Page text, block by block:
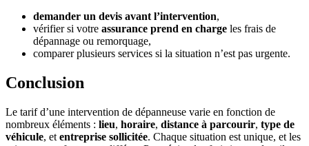
demander un devis avant l’intervention,
vérifier si votre assurance prend en charge les frais de
dépannage ou remorquage,
comparer plusieurs services si la situation n’est pas urgente.
Conclusion
Le tarif d’une intervention de dépanneuse varie en fonction de
nombreux éléments : lieu, horaire, distance à parcourir, type de
véhicule, et entreprise sollicitée. Chaque situation est unique, et les